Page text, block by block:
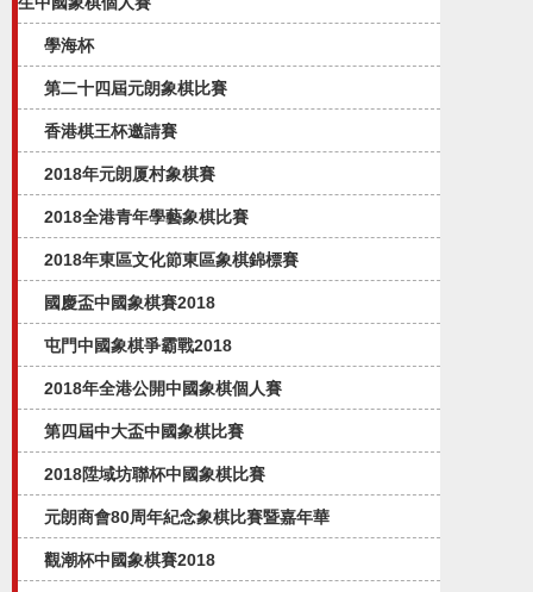
學海杯
第二十四屆元朗象棋比賽
香港棋王杯邀請賽
2018年元朗厦村象棋賽
2018全港青年學藝象棋比賽
2018年東區文化節東區象棋錦標賽
國慶盃中國象棋賽2018
屯門中國象棋爭霸戰2018
2018年全港公開中國象棋個人賽
第四屆中大盃中國象棋比賽
2018陞域坊聯杯中國象棋比賽
元朗商會80周年紀念象棋比賽暨嘉年華
觀潮杯中國象棋賽2018